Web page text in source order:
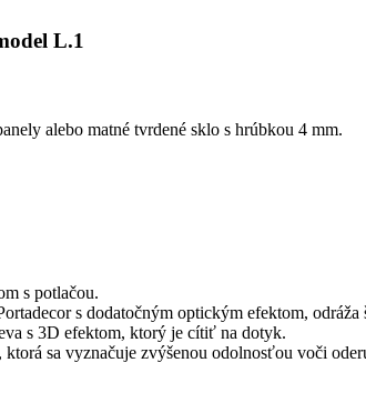
L.1
alebo matné tvrdené sklo s hrúbkou 4 mm.
s potlačou.
s dodatočným optickým efektom,
s 3D efektom, ktorý je cítiť na dotyk.
sa vyznačuje zvýšenou odolnosťou voči